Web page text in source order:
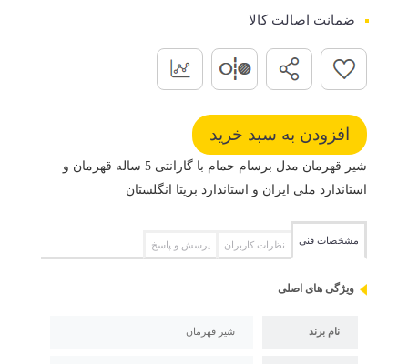
ضمانت اصالت کالا
شیر قهرمان مدل برسام حمام با گارانتی 5 ساله قهرمان و
استاندارد ملی ایران و استاندارد بریتا انگلستان
مشخصات فنی نظرات کاربران پرسش و پاسخ
ویژگی های اصلی
نام برند شیر قهرمان